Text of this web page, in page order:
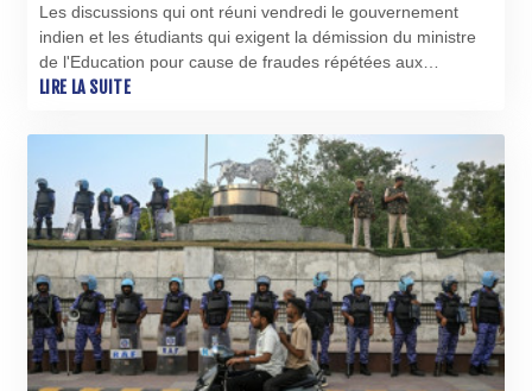
UAH 51.797563
UGX 4301.007424
USD 1.154472
VES 872.506333
VND 30195.208254
VUV 137.805149
WST 3.155998
XAF 655.489565
XAG 0.017742
XAU 0.000265
XCD 3.120017
XCG 2.081125
Les discussions qui ont réuni vendredi le gouvernement
indien et les étudiants qui exigent la démission du ministre
de l'Education pour cause de fraudes répétées aux
examens n'ont pas permis de sortir de la crise.
LIRE LA SUITE